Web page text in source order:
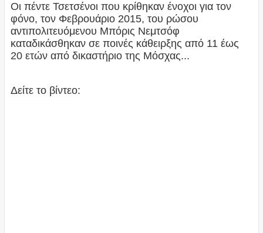
Οι πέντε Τσετσένοι που κρίθηκαν ένοχοι για τον
φόνο, τον Φεβρουάριο 2015, του ρώσου
αντιπολιτευόμενου Μπόρις Νεμτσόφ
καταδικάσθηκαν σε ποινές κάθειρξης από 11 έως
20 ετών από δικαστήριο της Μόσχας...
Δείτε το βίντεο: